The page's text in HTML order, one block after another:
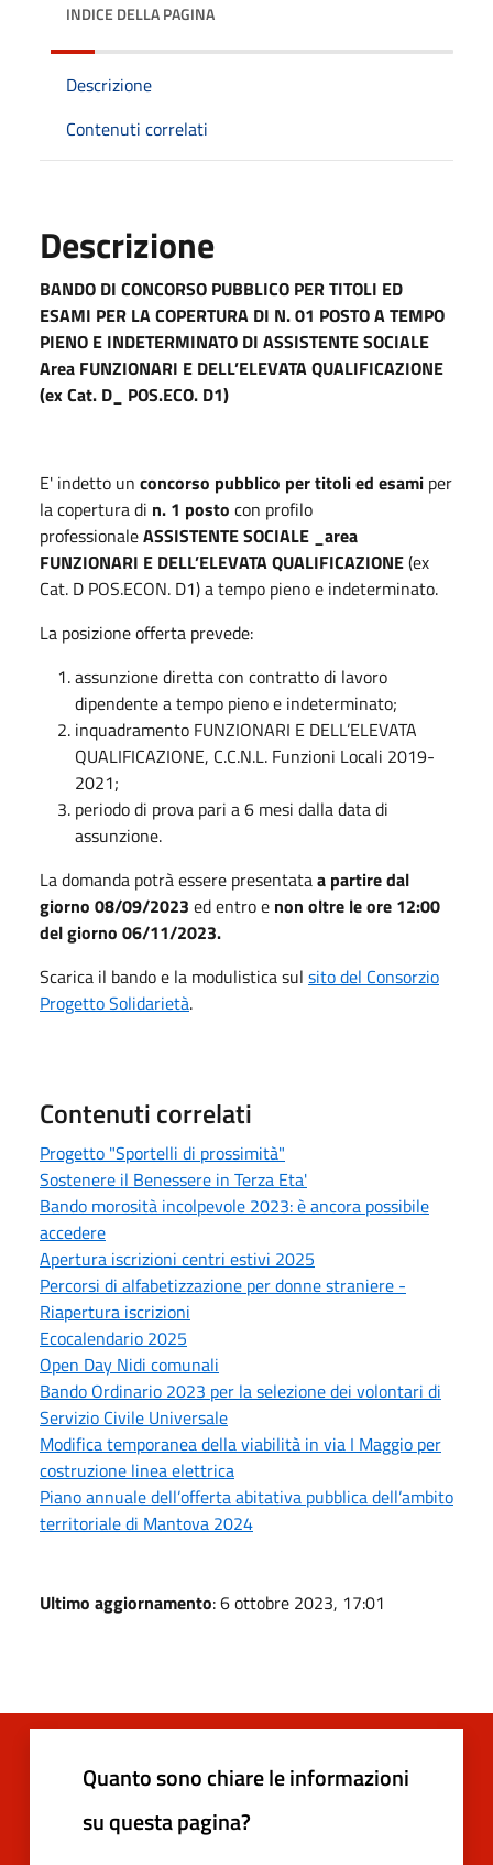
INDICE DELLA PAGINA
Descrizione
Contenuti correlati
Descrizione
BANDO DI CONCORSO PUBBLICO PER TITOLI ED
ESAMI PER LA COPERTURA DI N. 01 POSTO A TEMPO
PIENO E INDETERMINATO DI ASSISTENTE SOCIALE
Area FUNZIONARI E DELL’ELEVATA QUALIFICAZIONE
(ex Cat. D_ POS.ECO. D1)
E' indetto un concorso pubblico per titoli ed esami per
la copertura di n. 1 posto con profilo
professionaleASSISTENTE SOCIALE _area
FUNZIONARI E DELL’ELEVATA QUALIFICAZIONE(ex
Cat. D POS.ECON. D1) a tempo pieno e indeterminato.
La posizione offerta prevede:
assunzione diretta con contratto di lavoro
dipendente a tempo pieno e indeterminato;
inquadramento FUNZIONARI E DELL’ELEVATA
QUALIFICAZIONE, C.C.N.L. Funzioni Locali 2019-
2021;
periodo di prova pari a 6 mesi dalla data di
assunzione.
La domanda potrà essere presentataa partire dal
giorno 08/09/2023 ed entro e non oltre le ore 12:00
del giorno 06/11/2023.
Scarica il bando e la modulistica sul sito del Consorzio
Progetto Solidarietà.
Contenuti correlati
Progetto "Sportelli di prossimità"
Sostenere il Benessere in Terza Eta'
Bando morosità incolpevole 2023: è ancora possibile
accedere
Apertura iscrizioni centri estivi 2025
Percorsi di alfabetizzazione per donne straniere -
Riapertura iscrizioni
Ecocalendario 2025
Open Day Nidi comunali
Bando Ordinario 2023 per la selezione dei volontari di
Servizio Civile Universale
Modifica temporanea della viabilità in via I Maggio per
costruzione linea elettrica
Piano annuale dell’offerta abitativa pubblica dell’ambito
territoriale di Mantova 2024
Ultimo aggiornamento: 6 ottobre 2023, 17:01
Quanto sono chiare le informazioni
su questa pagina?